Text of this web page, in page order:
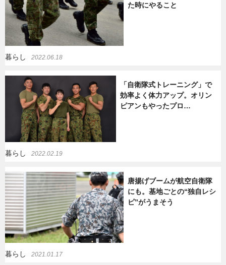
た時にやること
暮らし 2022.06.18
「自衛隊式トレーニング」で
効率よく体力アップ。オリン
ピアンもやったプロ…
暮らし 2022.02.19
唐揚げブームが航空自衛隊
にも。基地ごとの“独自レシ
ピ”がうまそう
暮らし 2021.01.17